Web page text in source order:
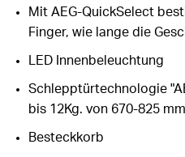
Mit AEG-QuickSelect
Finger, wie lange die
LED Innenbeleuchtung
Schlepptürtechnologie
bis 12Kg. von 670-825 mm
Besteckkorb